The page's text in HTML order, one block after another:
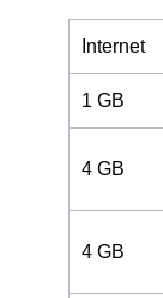
Internet
1 GB
4 GB
4 GB